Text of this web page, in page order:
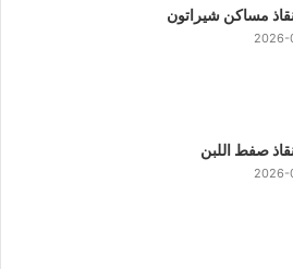
مساكن شيراتون
2026-
صفط اللبن
2026-